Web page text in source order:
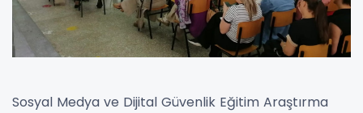
Sosyal Medya ve Dijital Güvenlik Eğitim Araştırma